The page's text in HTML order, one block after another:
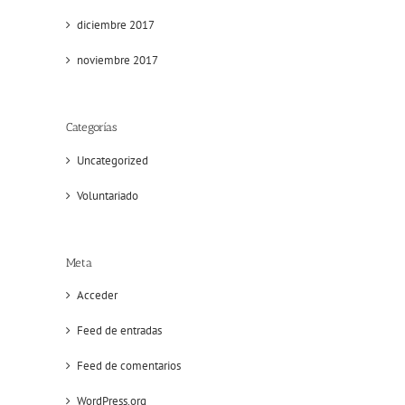
diciembre 2017
noviembre 2017
Categorías
Uncategorized
Voluntariado
Meta
Acceder
Feed de entradas
Feed de comentarios
WordPress.org